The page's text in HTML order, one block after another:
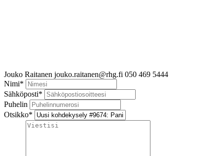
Jouko Raitanen jouko.raitanen@rhg.fi 050 469 5444
Nimi*
Sähköposti*
Puhelin
Otsikko*